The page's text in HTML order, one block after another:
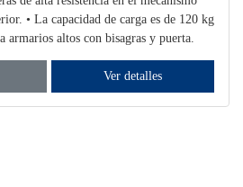
• La capacidad de carga es de 120 kg
armarios altos con bisagras y puerta.
Ver detalles